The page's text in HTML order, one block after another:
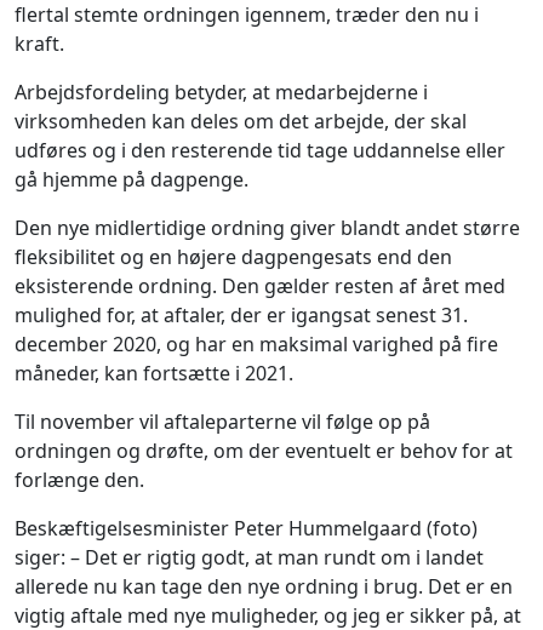
flertal stemte ordningen igennem, træder den nu i
kraft.
Arbejdsfordeling betyder, at medarbejderne i
virksomheden kan deles om det arbejde, der skal
udføres og i den resterende tid tage uddannelse eller
gå hjemme på dagpenge.
Den nye midlertidige ordning giver blandt andet større
fleksibilitet og en højere dagpengesats end den
eksisterende ordning. Den gælder resten af året med
mulighed for, at aftaler, der er igangsat senest 31.
december 2020, og har en maksimal varighed på fire
måneder, kan fortsætte i 2021.
Til november vil aftaleparterne vil følge op på
ordningen og drøfte, om der eventuelt er behov for at
forlænge den.
Beskæftigelsesminister Peter Hummelgaard (foto)
siger: – Det er rigtig godt, at man rundt om i landet
allerede nu kan tage den nye ordning i brug. Det er en
vigtig aftale med nye muligheder, og jeg er sikker på, at